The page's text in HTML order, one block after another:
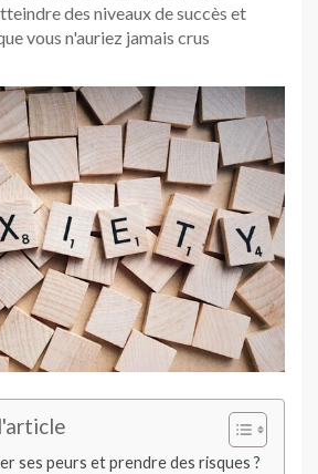
des niveaux de succès et
vous n'auriez jamais crus
ses peurs et prendre des risques ?